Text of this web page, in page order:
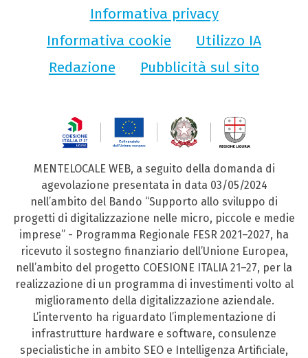
Informativa privacy
Informativa cookie
Utilizzo IA
Redazione
Pubblicità sul sito
MENTELOCALE WEB, a seguito della domanda di
agevolazione presentata in data 03/05/2024
nell’ambito del Bando “Supporto allo sviluppo di
progetti di digitalizzazione nelle micro, piccole e medie
imprese” - Programma Regionale FESR 2021–2027, ha
ricevuto il sostegno finanziario dell’Unione Europea,
nell’ambito del progetto COESIONE ITALIA 21–27, per la
realizzazione di un programma di investimenti volto al
miglioramento della digitalizzazione aziendale.
L’intervento ha riguardato l’implementazione di
infrastrutture hardware e software, consulenze
specialistiche in ambito SEO e Intelligenza Artificiale,